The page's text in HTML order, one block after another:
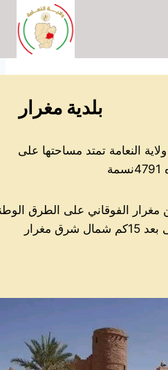
التجاوز
المحتوى
بلدية مغرار
النعامة تمتد مساحتها على
مغرار الفوقاني على الطرق
رقم 06 و مغرار التحتاني يقع على بعد 15كم شمال شرق مغرار